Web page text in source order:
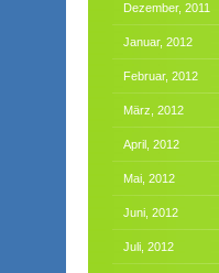
Dezember, 2011
Januar, 2012
Februar, 2012
März, 2012
April, 2012
Mai, 2012
Juni, 2012
Juli, 2012